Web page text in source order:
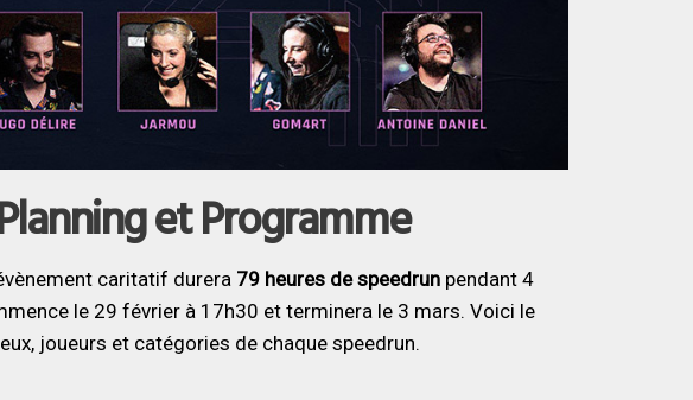
et Programme
caritatif durera 79 heures de speedrunpendant 4
le 29 février à 17h30 et terminera le 3 mars. Voici le
joueurs et catégories de chaque speedrun.